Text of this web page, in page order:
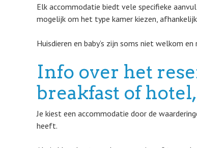
Elk accommodatie biedt vele specifieke
mogelijk om het type kamer kiezen,
Huisdieren en baby’s zijn soms niet welkom
Info over het
breakfast of
Je kiest een accommodatie door de
heeft.